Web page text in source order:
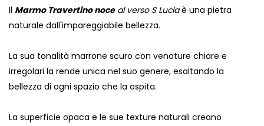
Il Marmo Travertino noceal verso S Luciaè una pietra
naturale dall'impareggiabile bellezza.
La sua tonalità marrone scuro con venature chiare e
irregolari la rende unica nel suo genere, esaltando la
bellezza di ogni spazio che la ospita.
La superficie opaca e le sue texture naturali creano